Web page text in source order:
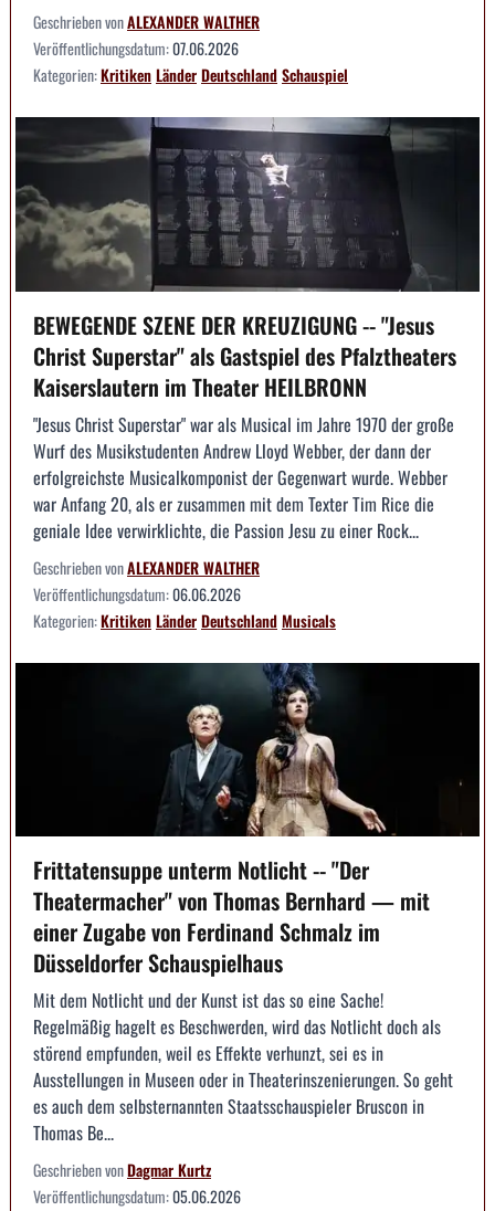
Geschrieben vonALEXANDER WALTHER
Veröffentlichungsdatum:07.06.2026
Kategorien:KritikenLänderDeutschlandSchauspiel
BEWEGENDE SZENE DER KREUZIGUNG -- "Jesus
Christ Superstar" als Gastspiel des Pfalztheaters
Kaiserslautern im Theater HEILBRONN
"Jesus Christ Superstar" war als Musical im Jahre 1970 der große
Wurf des Musikstudenten Andrew Lloyd Webber, der dann der
erfolgreichste Musicalkomponist der Gegenwart wurde. Webber
war Anfang 20, als er zusammen mit dem Texter Tim Rice die
geniale Idee verwirklichte, die Passion Jesu zu einer Rock...
Geschrieben vonALEXANDER WALTHER
Veröffentlichungsdatum:06.06.2026
Kategorien:KritikenLänderDeutschlandMusicals
Frittatensuppe unterm Notlicht -- "Der
Theatermacher" von Thomas Bernhard — mit
einer Zugabe von Ferdinand Schmalz im
Düsseldorfer Schauspielhaus
Mit dem Notlicht und der Kunst ist das so eine Sache!
Regelmäßig hagelt es Beschwerden, wird das Notlicht doch als
störend empfunden, weil es Effekte verhunzt, sei es in
Ausstellungen in Museen oder in Theaterinszenierungen. So geht
es auch dem selbsternannten Staatsschauspieler Bruscon in
Thomas Be...
Geschrieben vonDagmar Kurtz
Veröffentlichungsdatum:05.06.2026